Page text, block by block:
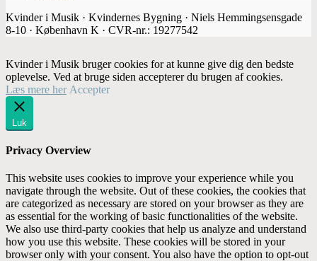
Kvinder i Musik · Kvindernes Bygning · Niels Hemmingsensgade
8-10 · København K · CVR-nr.: 19277542
Kvinder i Musik bruger cookies for at kunne give dig den bedste
oplevelse. Ved at bruge siden accepterer du brugen af cookies.
Læs mere her Accepter
Luk
Privacy Overview
This website uses cookies to improve your experience while you
navigate through the website. Out of these cookies, the cookies that
are categorized as necessary are stored on your browser as they are
as essential for the working of basic functionalities of the website.
We also use third-party cookies that help us analyze and understand
how you use this website. These cookies will be stored in your
browser only with your consent. You also have the option to opt-out